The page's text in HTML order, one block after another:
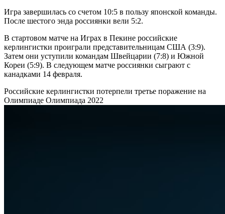
Игра завершилась со счетом 10:5 в пользу японской команды.
После шестого энда россиянки вели 5:2.
В стартовом матче на Играх в Пекине российские
керлингистки проиграли представительницам США (3:9).
Затем они уступили командам Швейцарии (7:8) и Южной
Кореи (5:9). В следующем матче россиянки сыграют с
канадками 14 февраля.
Российские керлингистки потерпели третье поражение на
Олимпиаде Олимпиада 2022